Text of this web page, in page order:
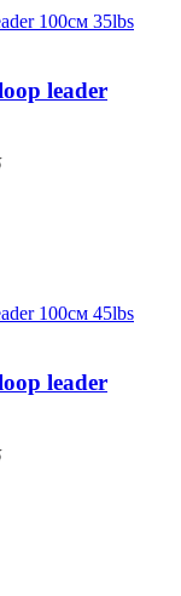
leader
leader